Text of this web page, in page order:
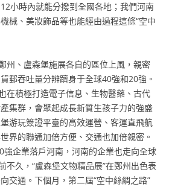
小時內就能分撥到全國各地；我們河南
械、美妝飾品等也能經由過程這條“空中
州、盧森堡施展各自的區位上風，親密
郵吞吐量分辨躋身于全球40強和20強。
在積極打造電子信息、生物醫藥、古代
集群，會聚起成長新質生孩子力的強盛
游玩簽證平臺的高效運營、客運直飛航
界的聯通加倍方便、交通也加倍親密。
企業落戶河南，河南的企業也走向全球
不久，“盧森堡文物精品展”在鄭州出色表
交通。下個月，第二屆“空中絲綢之路”